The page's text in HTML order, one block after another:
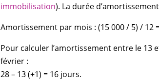
immobilisation). La durée
Amortissement par mois : (15 000 / 5) / 12
Pour calculer l’amortissement entre le 13
février :
28 – 13 (+1) = 16 jours.